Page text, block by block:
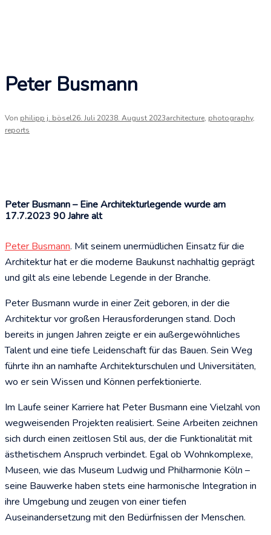
Peter Busmann
Von philipp j. bösel26. Juli 20238. August 2023architecture, photography,
reports
Peter Busmann – Eine Architekturlegende wurde am
17.7.2023 90 Jahre alt
Peter Busmann. Mit seinem unermüdlichen Einsatz für die
Architektur hat er die moderne Baukunst nachhaltig geprägt
und gilt als eine lebende Legende in der Branche.
Peter Busmann wurde in einer Zeit geboren, in der die
Architektur vor großen Herausforderungen stand. Doch
bereits in jungen Jahren zeigte er ein außergewöhnliches
Talent und eine tiefe Leidenschaft für das Bauen. Sein Weg
führte ihn an namhafte Architekturschulen und Universitäten,
wo er sein Wissen und Können perfektionierte.
Im Laufe seiner Karriere hat Peter Busmann eine Vielzahl von
wegweisenden Projekten realisiert. Seine Arbeiten zeichnen
sich durch einen zeitlosen Stil aus, der die Funktionalität mit
ästhetischem Anspruch verbindet. Egal ob Wohnkomplexe,
Museen, wie das Museum Ludwig und Philharmonie Köln –
seine Bauwerke haben stets eine harmonische Integration in
ihre Umgebung und zeugen von einer tiefen
Auseinandersetzung mit den Bedürfnissen der Menschen.